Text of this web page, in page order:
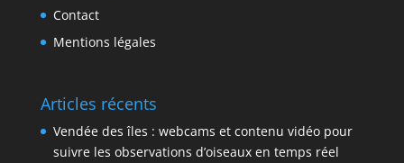
Contact
Mentions légales
Articles récents
Vendée des îles : webcams et contenu vidéo pour
suivre les observations d’oiseaux en temps réel